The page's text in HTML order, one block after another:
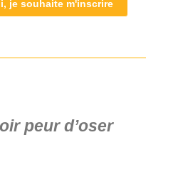
je souhaite m'inscrire
peur d’oser